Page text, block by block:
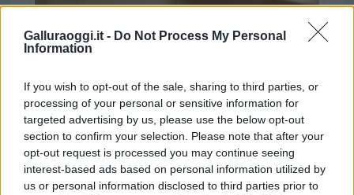
Galluraoggi.it - Do Not Process My Personal
Information
If you wish to opt-out of the sale, sharing to third parties, or
processing of your personal or sensitive information for
targeted advertising by us, please use the below opt-out
section to confirm your selection. Please note that after your
opt-out request is processed you may continue seeing
interest-based ads based on personal information utilized by
us or personal information disclosed to third parties prior to
Tom Barrack è stato assolto: niente lobby illegale
per l’ex patron della Costa Smeralda